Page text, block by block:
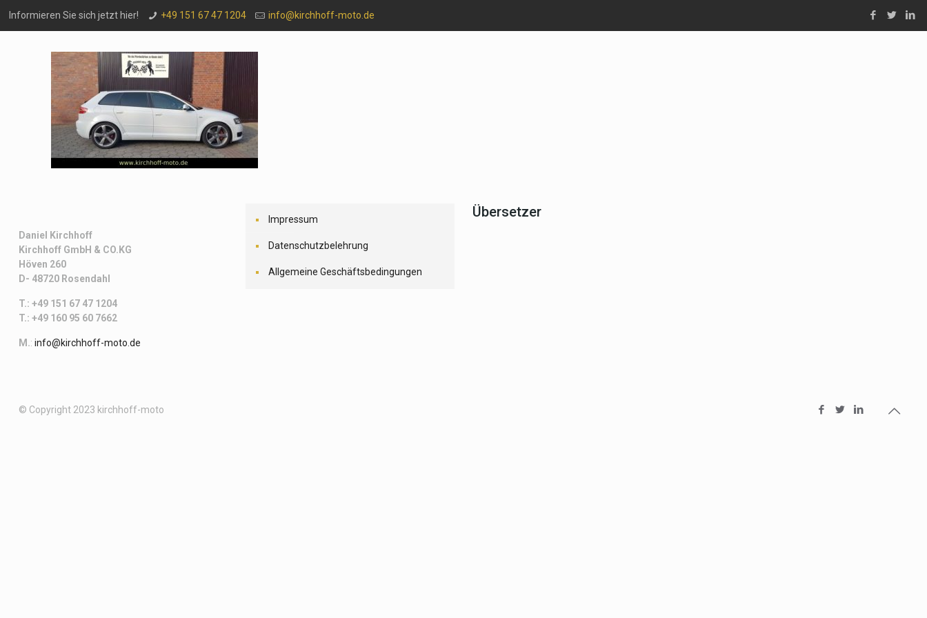
Informieren Sie sich jetzt hier! +49 151 67 47 1204 info@kirchhoff-moto.de
Daniel Kirchhoff
Kirchhoff GmbH & CO.KG
Höven 260
D- 48720 Rosendahl
T.: +49 151 67 47 1204
T.: +49 160 95 60 7662
M.: info@kirchhoff-moto.de
Impressum
Datenschutzbelehrung
Allgemeine Geschäftsbedingungen
Übersetzer
© Copyright 2023 kirchhoff-moto